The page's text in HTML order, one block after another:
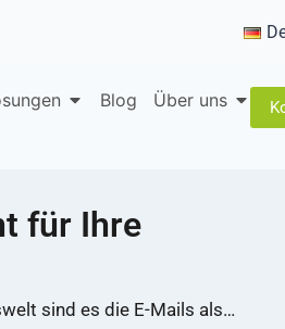
Blog Über uns
für Ihre
sind es die E-Mails als…